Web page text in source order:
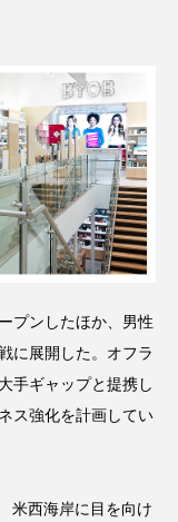
ー 冷え
品
オゾン
プンしたほか、男性
に展開した。オフラ
手ギャップと提携し
ス強化を計画してい
米西海岸に目を向け